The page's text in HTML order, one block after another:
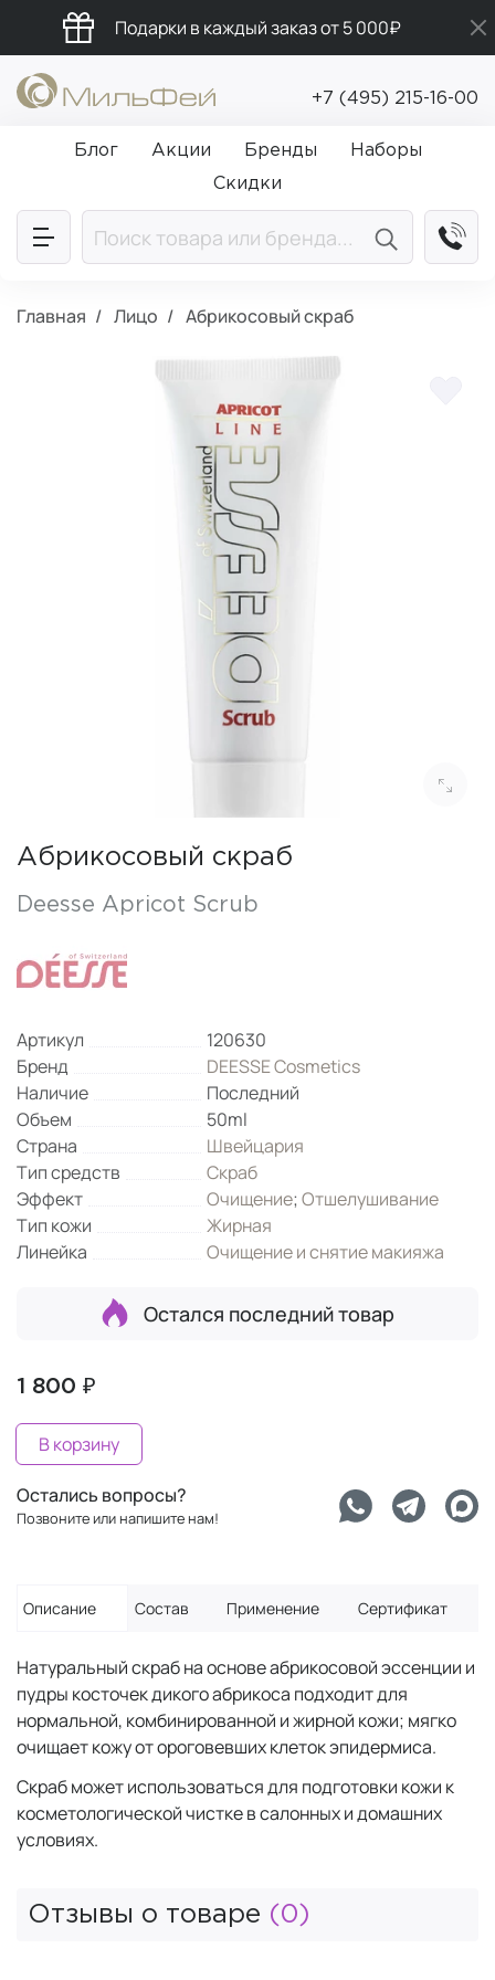
Подарки в каждый заказ от 5 000₽
Бесплатная доставка от 5 000₽
Промокод ПРИВЕТ
+7 (495) 215-16-00
Блог Акции Бренды
Наборы
Скидки
Главная Лицо Абрикосовый скраб
Абрикосовый скраб
Deesse Apricot Scrub
Артикул
120630
Бренд
DEESSE Cosmetics
Наличие
Последний
Объем
50ml
Страна
Швейцария
Тип средств
Скраб
Эффект
Очищение;Отшелушивание
Тип кожи
Жирная
Линейка
Очищение и снятие макияжа
Остался последний товар
1 800 ₽
В корзину
Остались вопросы?
Позвоните или напишите нам!
Описание Состав Применение Сертификат
Натуральный скраб на основе абрикосовой эссенции и
пудры косточек дикого абрикоса подходит для
нормальной, комбинированной и жирной кожи; мягко
очищает кожу от ороговевших клеток эпидермиса.
Скраб может использоваться для подготовки кожи к
косметологической чистке в салонных и домашних
условиях.
Отзывы о товаре (0)